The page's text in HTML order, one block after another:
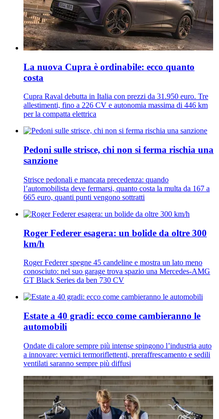
La nuova Cupra è ordinabile: ecco quanto
costa
Cupra Raval debutta in Italia con prezzi da 31.950 euro. Tre
allestimenti, fino a 226 CV e autonomia massima di 446 km
per la compatta elettrica
Pedoni sulle strisce, chi non si ferma rischia una
sanzione
Strisce pedonali e mancata precedenza: quando
l’automobilista deve fermarsi, quanto costa la multa da 167 a
665 euro, quanti punti vengono sottratti
Roger Federer esagera: un bolide da oltre 300
km/h
Roger Federer spegne 45 candeline e mostra un lato meno
conosciuto: nel suo garage trova spazio una Mercedes-AMG
GT Black Series da ben 730 CV
Estate a 40 gradi: ecco come cambieranno le
automobili
Ondate di calore sempre più intense spingono l’industria auto
a innovare: vernici termoriflettenti, preraffrescamento e sedili
ventilati saranno sempre più diffusi